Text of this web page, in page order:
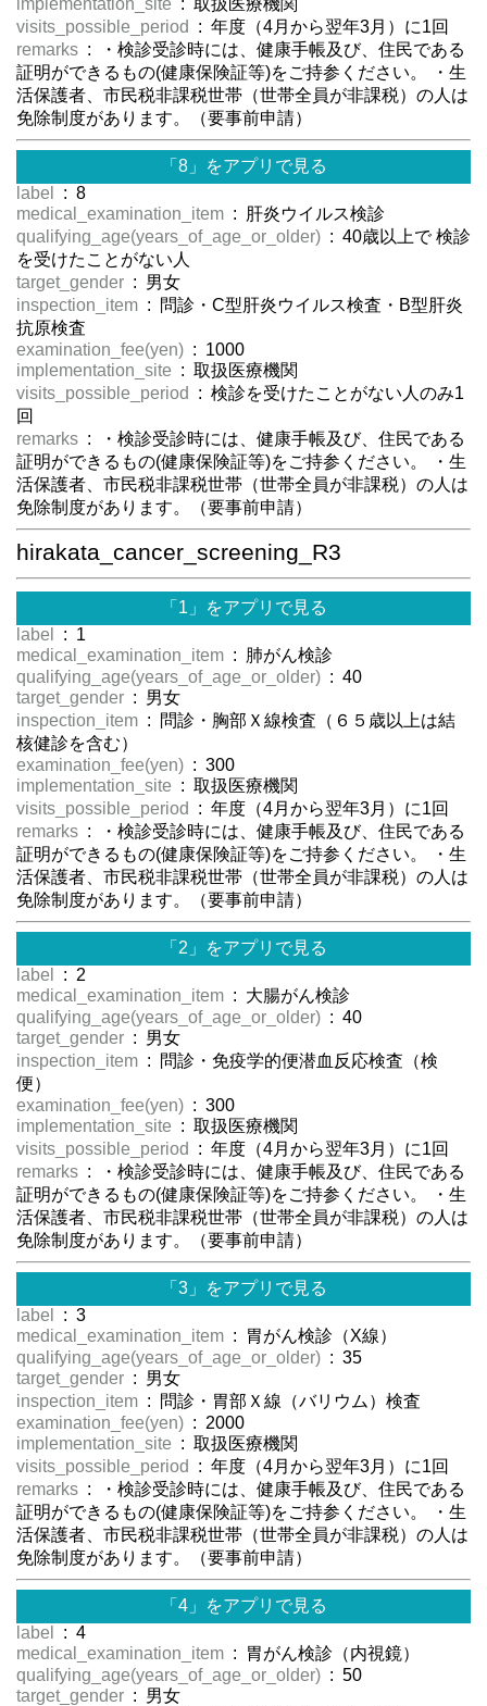
visits_possible_period
: 年度（4月から翌年3月）に1回
remarks : ・検診受診時には、健康手帳及び、住民である
証明ができるもの(健康保険証等)をご持参ください。 ・生
活保護者、市民税非課税世帯（世帯全員が非課税）の人は
免除制度があります。（要事前申請）
「8」をアプリで見る
label
: 8
medical_examination_item : 肝炎ウイルス検診
qualifying_age(years_of_age_or_older) : 40歳以上で 検診
を受けたことがない人
target_gender : 男女
inspection_item : 問診・C型肝炎ウイルス検査・B型肝炎
抗原検査
examination_fee(yen) : 1000
implementation_site : 取扱医療機関
visits_possible_period
: 検診を受けたことがない人のみ1
回
remarks : ・検診受診時には、健康手帳及び、住民である
証明ができるもの(健康保険証等)をご持参ください。 ・生
活保護者、市民税非課税世帯（世帯全員が非課税）の人は
免除制度があります。（要事前申請）
hirakata_cancer_screening_R3
「1」をアプリで見る
label
: 1
medical_examination_item : 肺がん検診
qualifying_age(years_of_age_or_older) : 40
target_gender : 男女
inspection_item : 問診・胸部Ｘ線検査（６５歳以上は結
核健診を含む）
examination_fee(yen) : 300
implementation_site : 取扱医療機関
visits_possible_period
: 年度（4月から翌年3月）に1回
remarks : ・検診受診時には、健康手帳及び、住民である
証明ができるもの(健康保険証等)をご持参ください。 ・生
活保護者、市民税非課税世帯（世帯全員が非課税）の人は
免除制度があります。（要事前申請）
「2」をアプリで見る
label
: 2
medical_examination_item : 大腸がん検診
qualifying_age(years_of_age_or_older) : 40
target_gender : 男女
inspection_item : 問診・免疫学的便潜血反応検査（検
便）
examination_fee(yen) : 300
implementation_site : 取扱医療機関
visits_possible_period
: 年度（4月から翌年3月）に1回
remarks : ・検診受診時には、健康手帳及び、住民である
証明ができるもの(健康保険証等)をご持参ください。 ・生
活保護者、市民税非課税世帯（世帯全員が非課税）の人は
免除制度があります。（要事前申請）
「3」をアプリで見る
label
: 3
medical_examination_item : 胃がん検診（X線）
qualifying_age(years_of_age_or_older) : 35
target_gender : 男女
inspection_item : 問診・胃部Ｘ線（バリウム）検査
examination_fee(yen) : 2000
implementation_site : 取扱医療機関
visits_possible_period
: 年度（4月から翌年3月）に1回
remarks : ・検診受診時には、健康手帳及び、住民である
証明ができるもの(健康保険証等)をご持参ください。 ・生
活保護者、市民税非課税世帯（世帯全員が非課税）の人は
免除制度があります。（要事前申請）
「4」をアプリで見る
label
: 4
medical_examination_item : 胃がん検診（内視鏡）
qualifying_age(years_of_age_or_older) : 50
target_gender : 男女